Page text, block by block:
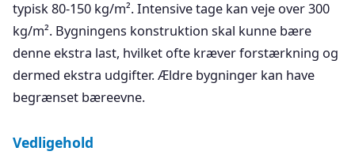
typisk 80-150 kg/m². Intensive tage kan veje over 300
kg/m². Bygningens konstruktion skal kunne bære
denne ekstra last, hvilket ofte kræver forstærkning og
dermed ekstra udgifter. Ældre bygninger kan have
begrænset bæreevne.
Vedligehold